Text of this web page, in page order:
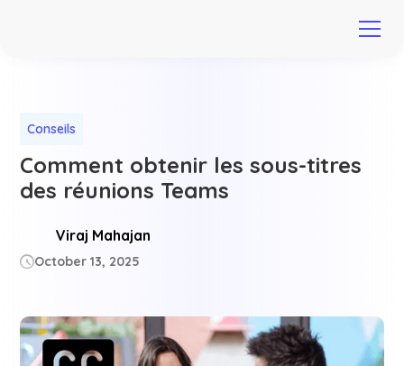
Conseils
Comment obtenir les sous-titres
des réunions Teams
Viraj Mahajan
October 13, 2025